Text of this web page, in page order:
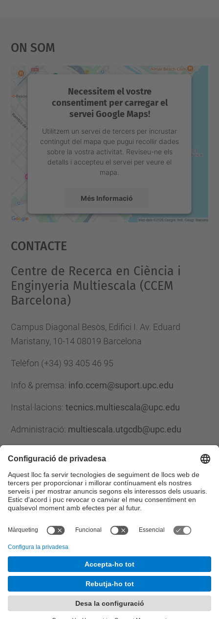
On Som
Necessitem el vostre
consentiment per carregar el
servei Google Maps!
Utilitzem un servei de tercers per incrustar
contingut del mapa que pugui recollir dades
sobre la vostra activitat. Reviseu-ne els
detalls i accepteu el servei per veure el
mapa.
Més Informació
powered by
Contacte
Centre de Recerca en Ciència i
Enginyeria Multiescala (CCEM
Barcelona)
Campus Diagonal Besòs, Edifici I. Av. Eduard
Maristany, 10-14 08019 Barcelona
Telèfon (+34) 93 405 46 95
Info & premsa: info.ccem@suport.upc.edu
Instal·lacions: tecnics.multiescala@upc.edu
Administració: multiescala.utgcdb@upc.edu
Llista Xarxes Socials
© UPCCentre de Recerca en Ciencia i Enginyeria
Multiescala de Barcelona
Desenvolupat amb